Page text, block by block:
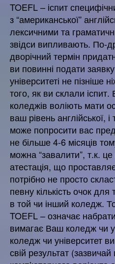
TOEFL – іспит
з “американської”
лексичними та
звідси випливають. По-
дворічний термін
ви повинні подати
університеті не пізніше
того, як ви склали іспит.
коледжів воліють мати
ваш рівень англійської, і
може попросити вас
не більше 4-6 місяців
можна “завалити”, т.к.
атестація, що
потрібно не просто
певну кількість очок
в той чи інший коледж.
TOEFL – означає набрати
вимагає Ваш коледж чи
коледж чи університет
свій результат